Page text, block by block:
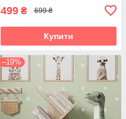
499 ₴ 699 ₴
Купити
–19%